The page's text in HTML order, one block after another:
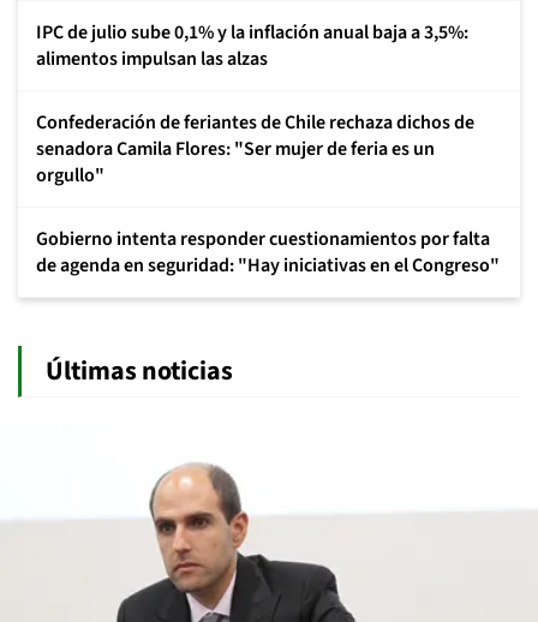
IPC de julio sube 0,1% y la inflación anual baja a 3,5%:
alimentos impulsan las alzas
Confederación de feriantes de Chile rechaza dichos de
senadora Camila Flores: "Ser mujer de feria es un
orgullo"
Gobierno intenta responder cuestionamientos por falta
de agenda en seguridad: "Hay iniciativas en el Congreso"
Últimas noticias